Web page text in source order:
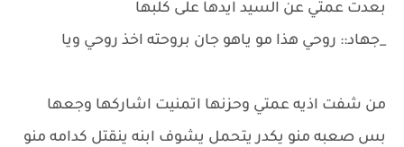
بعدت عمتي عن السيد ايدها على كلبها
_جهاد:: روحي هذا مو ياهو جان بروحته اخذ روحي ويا
من شفت اذيه عمتي وحزنها اتمنيت اشاركها وجعها
بس صعبه منو يكدر يتحمل يشوف ابنه ينقتل كدامه منو